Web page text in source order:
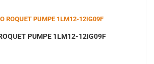
PUMPE 1LM12-12IG09F